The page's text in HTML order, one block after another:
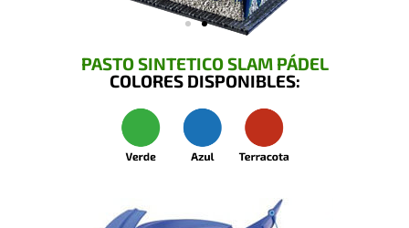
PASTO SINTETICO SLAM PÁDEL
COLORES DISPONIBLES: